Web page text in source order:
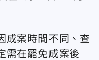
成案時間不同、查
需在罷免成案後